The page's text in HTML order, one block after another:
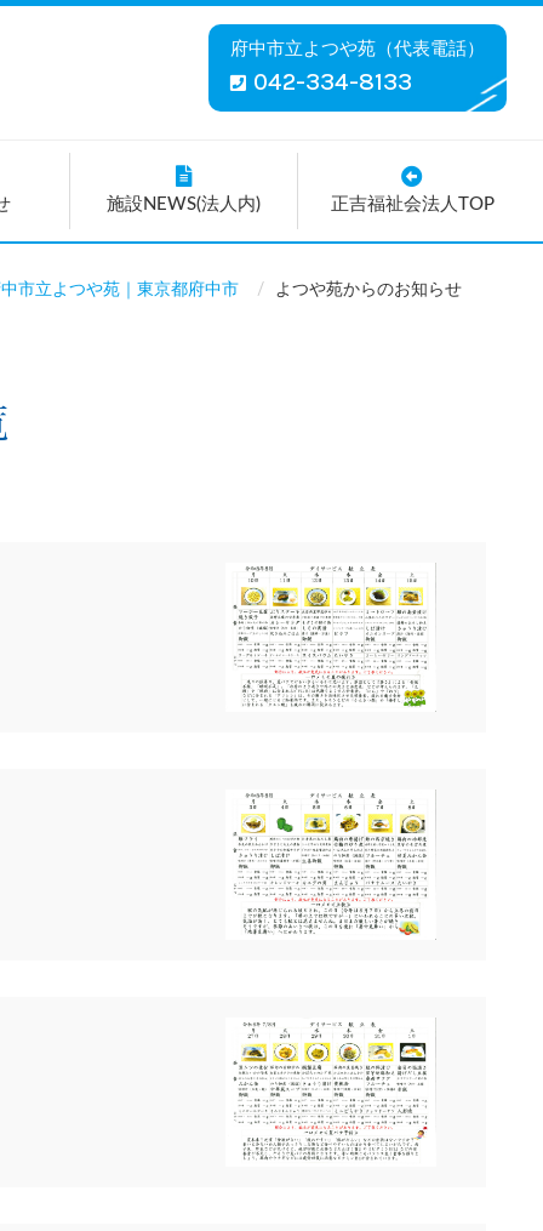
府中市立よつや苑（代表電話）
042-334-8133
施設NEWS(法人内) 正吉福祉会法人TOP
市立よつや苑｜東京都府中市 よつや苑からのお知らせ